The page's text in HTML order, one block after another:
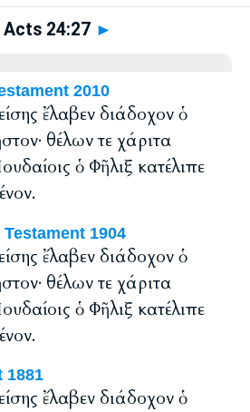
Acts 24:27 ►
2010
ἔλαβεν διάδοχον ὁ
θέλων τε χάριτα
ὁ Φῆλιξ κατέλιπε
1904
ἔλαβεν διάδοχον ὁ
θέλων τε χάριτα
ὁ Φῆλιξ κατέλιπε
1881
ἔλαβεν διάδοχον ὁ